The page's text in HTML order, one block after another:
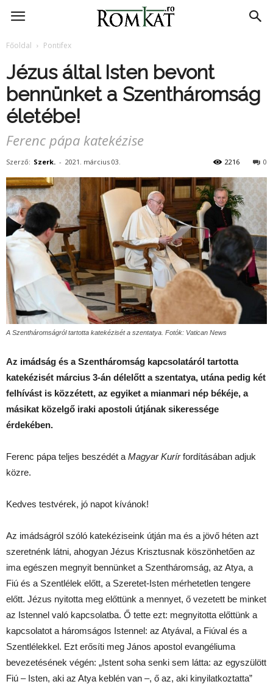
RomKat.ro
Főoldal Pontifex
Jézus által Isten bevont
bennünket a Szentháromság
életébe!
Ferenc pápa katekézise
Szerző: Szerk. - 2021. március 03. 0
2216
A Szentháromságról tartotta katekézisét a szentatya. Fotók: Vatican News
Az imádság és a Szentháromság kapcsolatáról tartotta
katekézisét március 3-án délelőtt a szentatya, utána pedig két
felhívást is közzétett, az egyiket a mianmari nép békéje, a
másikat közelgő iraki apostoli útjának sikeressége
érdekében.
Ferenc pápa teljes beszédét a Magyar Kurírfordításában adjuk
közre.
Kedves testvérek, jó napot kívánok!
Az imádságról szóló katekéziseink útján ma és a jövő héten azt
szeretnénk látni, ahogyan Jézus Krisztusnak köszönhetően az
ima egészen megnyit bennünket a Szentháromság, az Atya, a
Fiú és a Szentlélek előtt, a Szeretet-Isten mérhetetlen tengere
előtt. Jézus nyitotta meg előttünk a mennyet, ő vezetett be minket
az Istennel való kapcsolatba. Ő tette ezt: megnyitotta előttünk a
kapcsolatot a háromságos Istennel: az Atyával, a Fiúval és a
Szentlélekkel. Ezt erősíti meg János apostol evangéliuma
bevezetésének végén: „Istent soha senki sem látta: az egyszülött
Fiú – Isten, aki az Atya keblén van –, ő az, aki kinyilatkoztatta”